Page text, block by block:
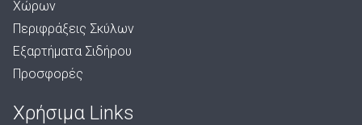
Χώρων
Περιφράξεις Σκύλων
Εξαρτήματα Σιδήρου
Προσφορές
Χρήσιμα Links